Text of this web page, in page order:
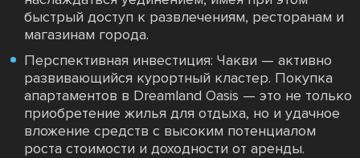
быстрый доступ к развлечениям, ресторанам и
магазинам города.
Перспективная инвестиция: Чакви — активно
развивающийся курортный кластер. Покупка
апартаментов в Dreamland Oasis — это не только
приобретение жилья для отдыха, но и удачное
вложение средств с высоким потенциалом
роста стоимости и доходности от аренды.